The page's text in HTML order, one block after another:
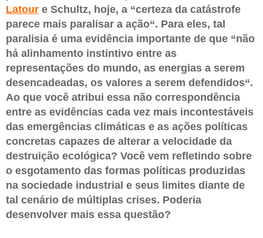
Latour e Schultz, hoje, a “certeza da catástrofe
parece mais paralisar a ação“. Para eles, tal
paralisia é uma evidência importante de que “não
há alinhamento instintivo entre as
representações do mundo, as energias a serem
desencadeadas, os valores a serem defendidos“.
Ao que você atribui essa não correspondência
entre as evidências cada vez mais incontestáveis
das emergências climáticas e as ações políticas
concretas capazes de alterar a velocidade da
destruição ecológica? Você vem refletindo sobre
o esgotamento das formas políticas produzidas
na sociedade industrial e seus limites diante de
tal cenário de múltiplas crises. Poderia
desenvolver mais essa questão?